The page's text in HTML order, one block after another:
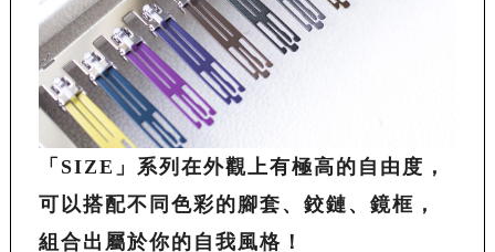
「 SIZE 」系列在外觀上有極高的自由度，
可以搭配不同色彩的腳套、鉸鏈、鏡框，
組合出屬於你的自我風格！